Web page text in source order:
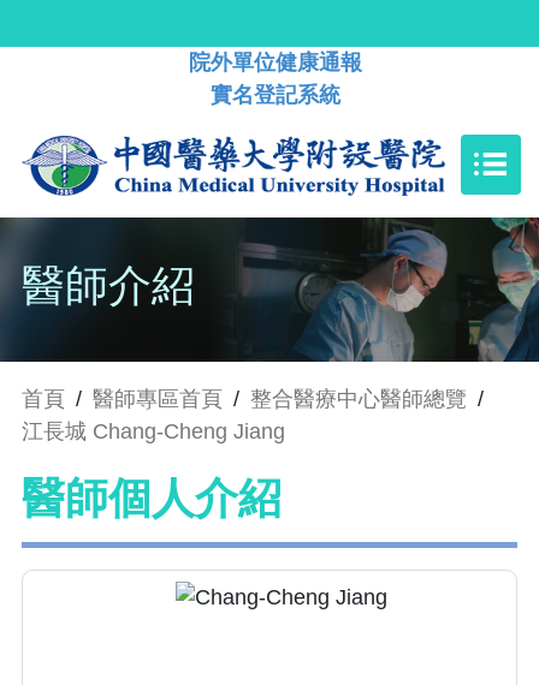
院外單位健康通報
實名登記系統
醫師介紹
首頁 / 醫師專區首頁 / 整合醫療中心醫師總覽 /
江長城 Chang-Cheng Jiang
醫師個人介紹